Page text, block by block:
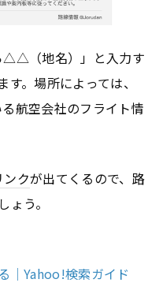
△△（地名）」と入力す
。場所によっては、
航空会社のフライト情
ンクが出てくるので、路
う。
｜Yahoo!検索ガイド